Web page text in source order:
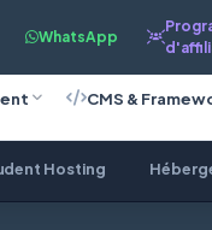
WhatsApp
CMS &
Hosting